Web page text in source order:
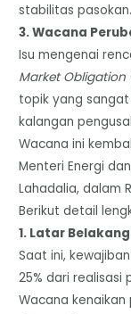
stabilitas pasokan.
​3. Wacana
​Isu mengenai
Market Obligation
topik yang
kalangan
​Wacana ini
Menteri Energi
Lahadalia, dalam
​Berikut detail
​1. Latar
​Saat ini,
25% dari realisasi
Wacana